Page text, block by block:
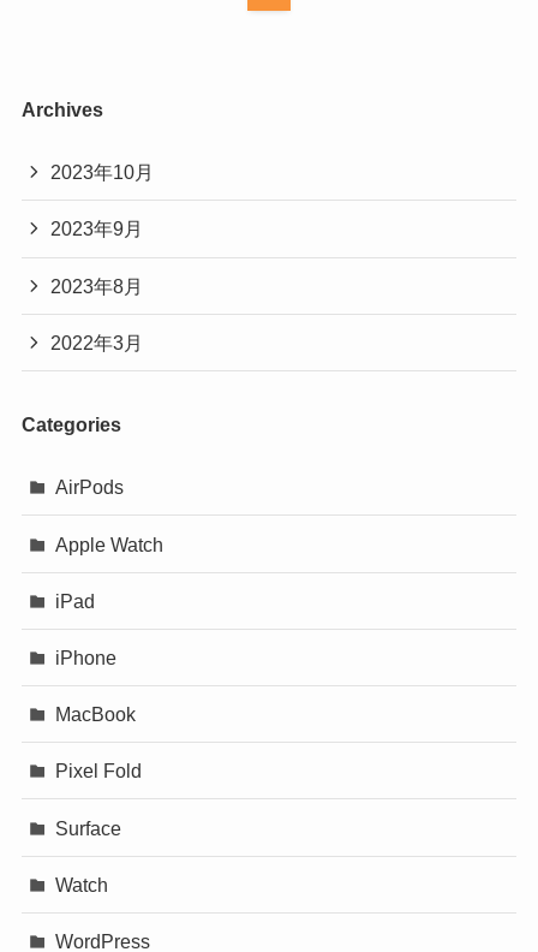
Archives
2023年10月
2023年9月
2023年8月
2022年3月
Categories
AirPods
Apple Watch
iPad
iPhone
MacBook
Pixel Fold
Surface
Watch
WordPress